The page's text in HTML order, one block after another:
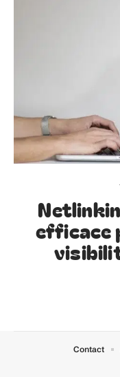
efficace
Contact